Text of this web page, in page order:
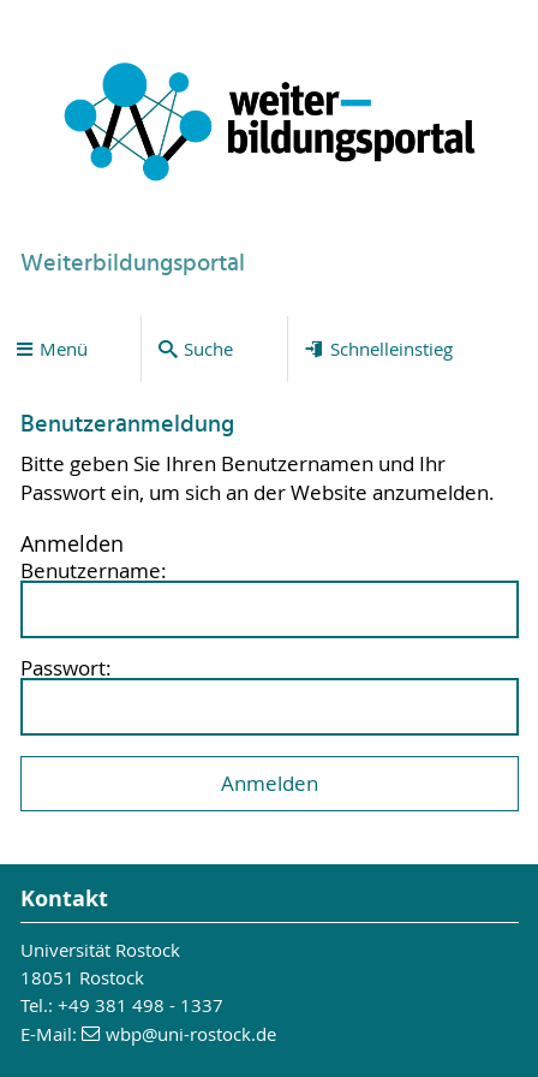
Weiterbildungsportal
Menü Suche Schnelleinstieg
Benutzeranmeldung
Bitte geben Sie Ihren Benutzernamen und Ihr
Passwort ein, um sich an der Website anzumelden.
Anmelden
Benutzername:
Passwort:
Kontakt
Universität Rostock
18051 Rostock
Tel.: +49 381 498 - 1337
E-Mail:
wbp@uni-rostock.de